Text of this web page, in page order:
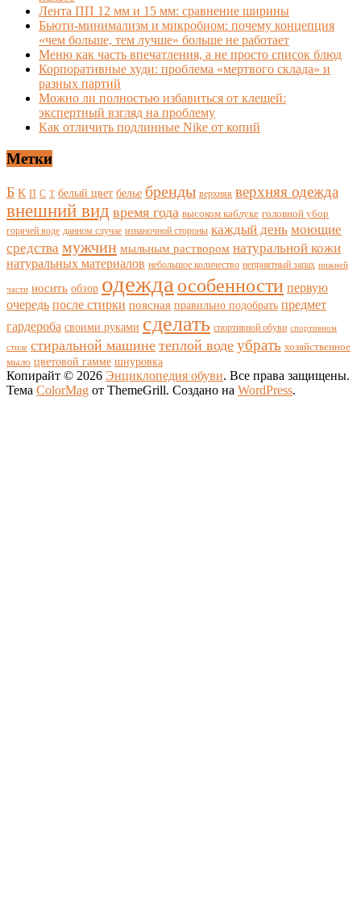
Лента ПП 12 мм и 15 мм: сравнение ширины
Бьюти-минимализм и микробиом: почему концепция
«чем больше, тем лучше» больше не работает
Меню как часть впечатления, а не просто список блюд
Корпоративные худи: проблема «мертвого склада» и
разных партий
Можно ли полностью избавиться от клещей:
экспертный взгляд на проблему
Как отличить подлинные Nike от копий
Метки
Б К П С Т белый цвет белье бренды верхняя верхняя одежда
внешний вид время года высоком каблуке головной убор
горячей воде данном случае изнаночной стороны каждый день моющие
средства мужчин мыльным раствором натуральной кожи
натуральных материалов небольшое количество неприятный запах нижней
части носить обзор одежда особенности первую
очередь после стирки поясная правильно подобрать предмет
гардероба своими руками сделать спортивной обуви спортивном
стиле стиральной машине теплой воде убрать хозяйственное
мыло цветовой гамме шнуровка
Копирайт © 2026 Энциклопедия обуви. Все права защищены.
Тема ColorMag от ThemeGrill. Создано на WordPress.